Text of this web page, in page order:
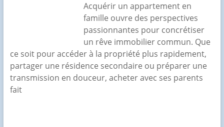
Acquérir un appartement en
famille ouvre des perspectives
passionnantes pour concrétiser
un rêve immobilier commun. Que
ce soit pour accéder à la propriété plus rapidement,
partager une résidence secondaire ou préparer une
transmission en douceur, acheter avec ses parents
fait